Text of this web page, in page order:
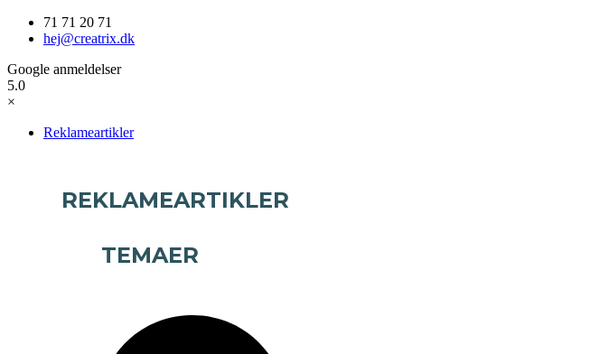
71 71 20 71
hej@creatrix.dk
Google anmeldelser
5.0
×
Reklameartikler
REKLAMEARTIKLER
TEMAER